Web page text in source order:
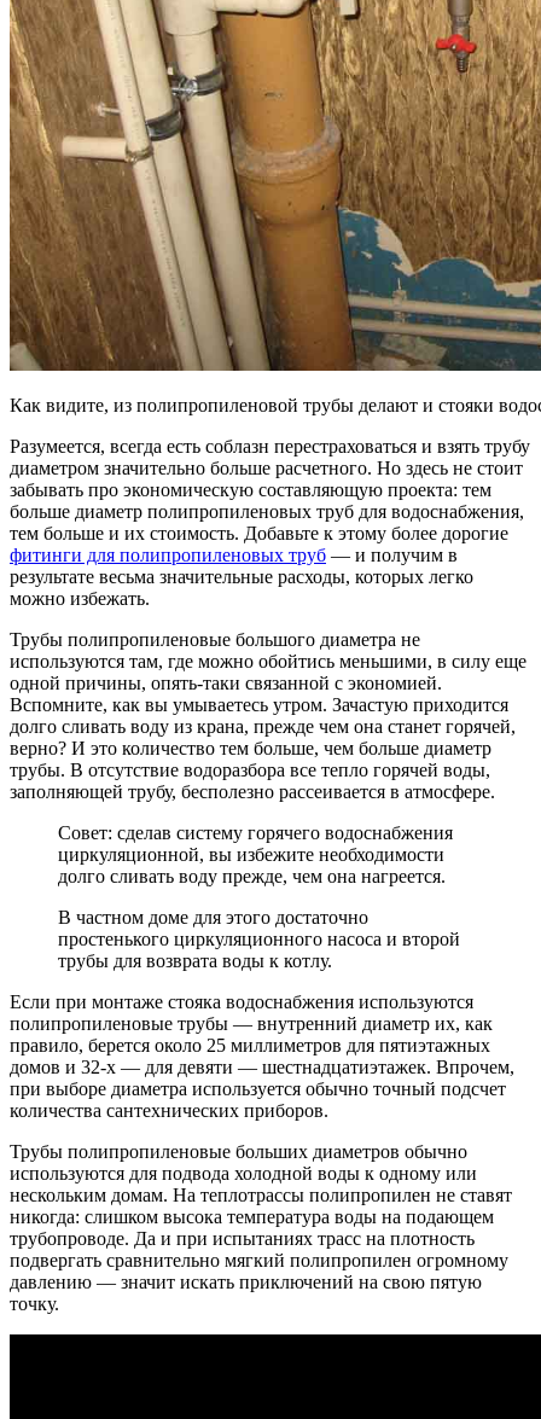
Как видите, из полипропиленовой трубы делают и стояки
Разумеется, всегда есть соблазн перестраховаться и взять трубу
диаметром значительно больше расчетного. Но здесь не стоит
забывать про экономическую составляющую проекта: тем
больше диаметр полипропиленовых труб для водоснабжения,
тем больше и их стоимость. Добавьте к этому более дорогие
фитинги для полипропиленовых труб — и получим в
результате весьма значительные расходы, которых легко
можно избежать.
Трубы полипропиленовые большого диаметра не
используются там, где можно обойтись меньшими, в силу еще
одной причины, опять-таки связанной с экономией.
Вспомните, как вы умываетесь утром. Зачастую приходится
долго сливать воду из крана, прежде чем она станет горячей,
верно? И это количество тем больше, чем больше диаметр
трубы. В отсутствие водоразбора все тепло горячей воды,
заполняющей трубу, бесполезно рассеивается в атмосфере.
Совет: сделав систему горячего водоснабжения
циркуляционной, вы избежите необходимости
долго сливать воду прежде, чем она нагреется.
В частном доме для этого достаточно
простенького циркуляционного насоса и второй
трубы для возврата воды к котлу.
Если при монтаже стояка водоснабжения используются
полипропиленовые трубы — внутренний диаметр их, как
правило, берется около 25 миллиметров для пятиэтажных
домов и 32-х — для девяти — шестнадцатиэтажек. Впрочем,
при выборе диаметра используется обычно точный подсчет
количества сантехнических приборов.
Трубы полипропиленовые больших диаметров обычно
используются для подвода холодной воды к одному или
нескольким домам. На теплотрассы полипропилен не ставят
никогда: слишком высока температура воды на подающем
трубопроводе. Да и при испытаниях трасс на плотность
подвергать сравнительно мягкий полипропилен огромному
давлению — значит искать приключений на свою пятую
точку.